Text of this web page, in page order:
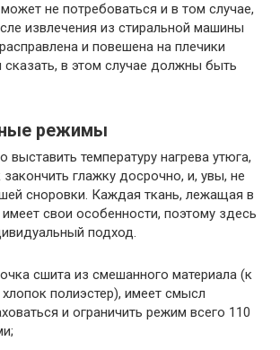
не потребоваться и в том случае,
извлечения из стиральной машины
и повешена на плечики
сказать, в этом случае должны быть
режимы
выставить температуру нагрева утюга,
глажку досрочно, и, увы, не
сноровки. Каждая ткань, лежащая в
свои особенности, поэтому здесь
подход.
сшита из смешанного материала (к
полиэстер), имеет смысл
и ограничить режим всего 110